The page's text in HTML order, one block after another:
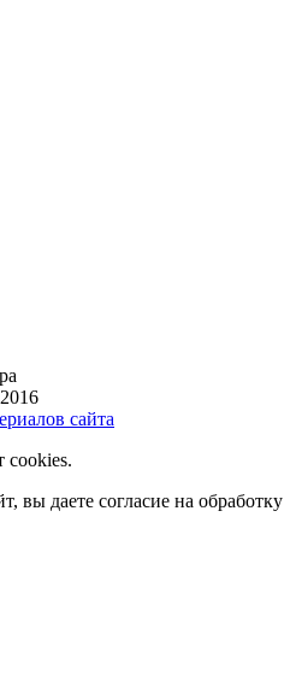
сайта
cookies.
вы даете согласие на обработку